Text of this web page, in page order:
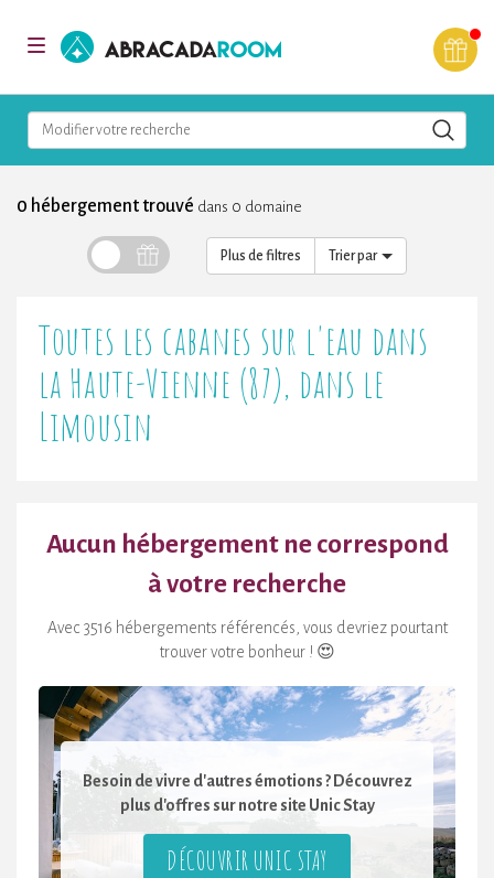
Toggle
AbracadaRoom
Modifier votre recherche
0 hébergement trouvé dans 0 domaine
Plus de filtres
Toutes les cabanes sur l'eau dans
la Haute-Vienne (87), dans le
Limousin
Aucun hébergement ne correspond
à votre recherche
Avec 3516 hébergements référencés, vous devriez pourtant
trouver votre bonheur ! 😍
Besoin de vivre d'autres émotions ? Découvrez
plus d'offres sur notre site Unic Stay
DÉCOUVRIR UNIC STAY